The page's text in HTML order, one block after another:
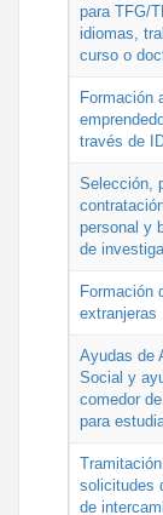
para TFG/
idiomas,
curso o
Formación
través de
Selección,
personal y
de
Formación
extranjeras
Ayudas de
Social y
comedor
para
solicitudes
de